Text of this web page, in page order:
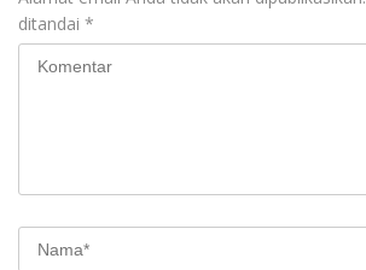
ditandai *